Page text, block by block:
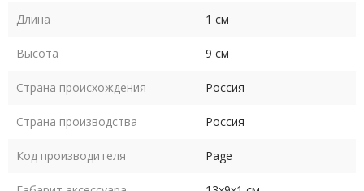
Длина 1 см
Высота 9 см
Страна происхождения Россия
Страна производства Россия
Код производителя Page